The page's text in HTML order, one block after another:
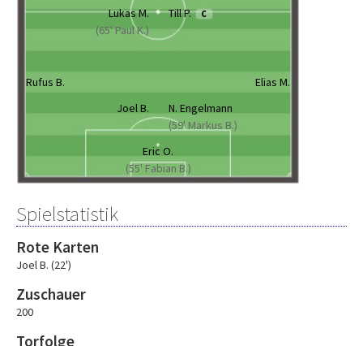
Lukas M.
(65' Paul K.)
Till P. C
Rufus B.
Elias M.
Joel B.
N. Engelmann
(59' Markus B.)
Eric O.
(55' Fabian B.)
Spielstatistik
Rote Karten
Joel B. (22')
Zuschauer
200
Torfolge